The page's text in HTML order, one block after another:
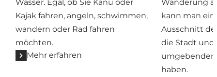
Wasser. Egal, ob Sie Kanu oder
Kajak fahren, angeln, schwimmen,
wandern oder Rad fahren
möchten.
Mehr erfahren
Wanderung
kann man
Ausschnitt
die Stadt und
haben.